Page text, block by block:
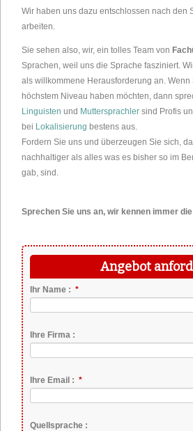
Wir haben uns dazu entschlossen nach den
arbeiten.
Sie sehen also, wir, ein tolles Team von
Sprachen, weil uns die Sprache fasziniert.
als willkommene Herausforderung an.
höchstem Niveau haben möchten, dann
Linguisten und Muttersprachler sind Profis
bei Lokalisierung bestens aus.
Fordern Sie uns und überzeugen Sie sich,
nachhaltiger als alles was es bisher so im
gab, sind.
Sprechen Sie uns an, wir kennen immer
Angebot
Pflichtfeld
Ihr Name : *
Ihre Firma :
Pflichtfeld
Ihre Email : *
Quellsprache :